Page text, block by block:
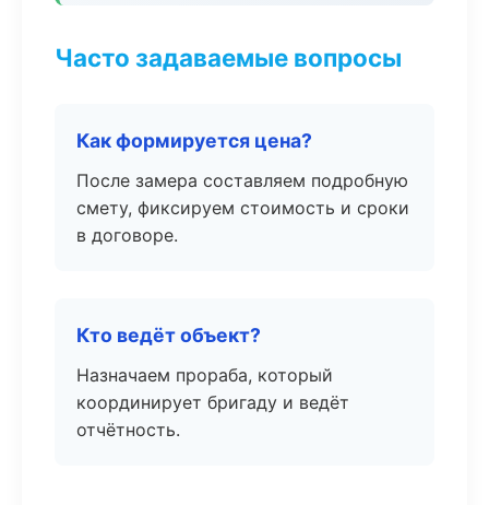
Часто задаваемые вопросы
Как формируется цена?
После замера составляем подробную
смету, фиксируем стоимость и сроки
в договоре.
Кто ведёт объект?
Назначаем прораба, который
координирует бригаду и ведёт
отчётность.